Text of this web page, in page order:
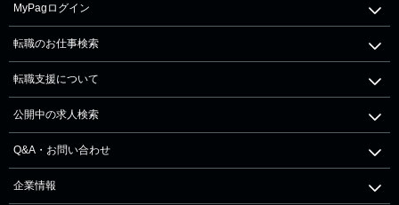
MyPagログイン
転職のお仕事検索
転職支援について
公開中の求人検索
Q&A・お問い合わせ
企業情報